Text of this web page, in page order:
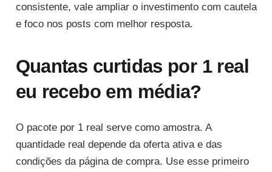
consistente, vale ampliar o investimento com cautela
e foco nos posts com melhor resposta.
Quantas curtidas por 1 real
eu recebo em média?
O pacote por 1 real serve como amostra. A
quantidade real depende da oferta ativa e das
condições da página de compra. Use esse primeiro